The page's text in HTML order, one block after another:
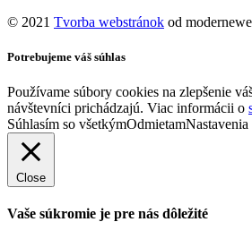
© 2021 Tvorba webstránok od
Potrebujeme váš súhlas
Používame súbory cookies na zlepšenie
návštevníci prichádzajú. Viac informácii o
Súhlasím so všetkýmOdmietamNastavenia
Close
Vaše súkromie je pre nás dôležité